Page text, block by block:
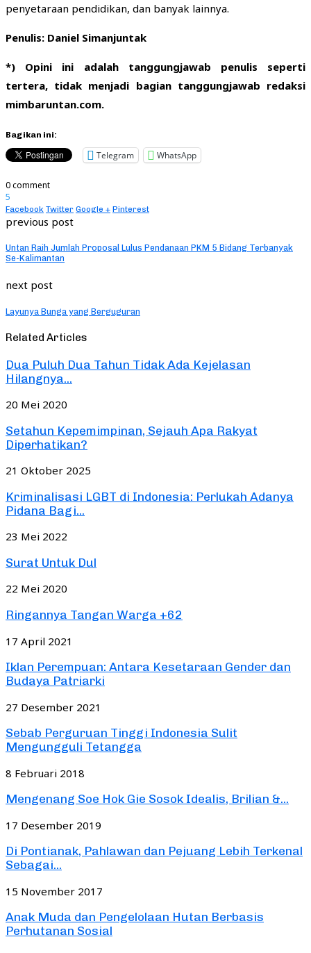
penyetaraan pendidikan, dan banyak lainnya.
Penulis: Daniel Simanjuntak
*) Opini ini adalah tanggungjawab penulis seperti
tertera, tidak menjadi bagian tanggungjawab redaksi
mimbaruntan.com.
Bagikan ini:
Telegram WhatsApp
0 comment
5
Facebook Twitter Google + Pinterest
previous post
Untan Raih Jumlah Proposal Lulus Pendanaan PKM 5 Bidang Terbanyak
Se-Kalimantan
next post
Layunya Bunga yang Berguguran
Related Articles
Dua Puluh Dua Tahun Tidak Ada Kejelasan
Hilangnya...
20 Mei 2020
Setahun Kepemimpinan, Sejauh Apa Rakyat
Diperhatikan?
21 Oktober 2025
Kriminalisasi LGBT di Indonesia: Perlukah Adanya
Pidana Bagi...
23 Mei 2022
Surat Untuk Dul
22 Mei 2020
Ringannya Tangan Warga +62
17 April 2021
Iklan Perempuan: Antara Kesetaraan Gender dan
Budaya Patriarki
27 Desember 2021
Sebab Perguruan Tinggi Indonesia Sulit
Mengungguli Tetangga
8 Februari 2018
Mengenang Soe Hok Gie Sosok Idealis, Brilian &...
17 Desember 2019
Di Pontianak, Pahlawan dan Pejuang Lebih Terkenal
Sebagai...
15 November 2017
Anak Muda dan Pengelolaan Hutan Berbasis
Perhutanan Sosial